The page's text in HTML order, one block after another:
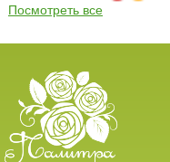
Посмотреть все